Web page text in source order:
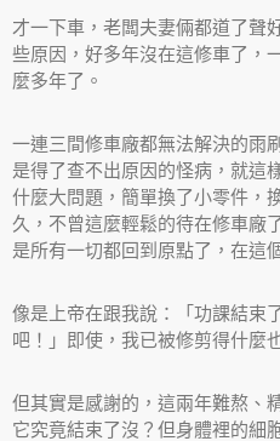
才一下車，老闆夫妻倆都道了聲
些原因，好多年沒在這修車了，
麼多年了。
一連三間修車廠都無法解決的雨
是得了查不出原因的怪病，就這
什麼大問題，簡單換了小零件，
久，不曾這麼輕鬆的待在修車廠
是所有一切都回到原點了，在這
像是上帝在跟我說：「功課結束
吧！」即使，我已被修剪得什麼
但其實是感謝的，這兩年難熬、
它究竟結束了沒？但身體裡的細